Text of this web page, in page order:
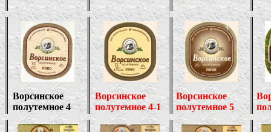
Ворсинское
полутемное 4
Ворсинское
полутемное 4-1
Ворсинское
полутемное 5